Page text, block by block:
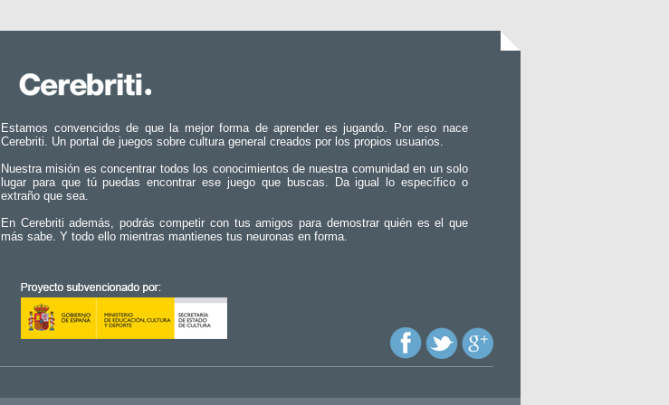
Estamos convencidos de que la mejor forma de aprender es jugando. Por eso nace
Cerebriti. Un portal de juegos sobre cultura general creados por los propios usuarios.
Nuestra misión es concentrar todos los conocimientos de nuestra comunidad en un solo
lugar para que tú puedas encontrar ese juego que buscas. Da igual lo específico o
extraño que sea.
En Cerebriti además, podrás competir con tus amigos para demostrar quién es el que
más sabe. Y todo ello mientras mantienes tus neuronas en forma.